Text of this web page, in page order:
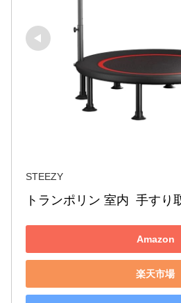
STEEZY
トランポリン 室内  手すり
Amazon
楽天市場